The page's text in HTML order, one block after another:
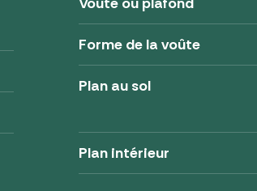
Forme de la voûte
Plan au sol
Plan intérieur